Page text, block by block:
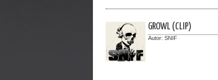
GROWL (CLIP)
Autor: SNIF